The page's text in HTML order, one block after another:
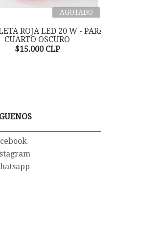
AGOTADO
ROJA LED 20 W - PARA
CUARTO OSCURO
$15.000 CLP